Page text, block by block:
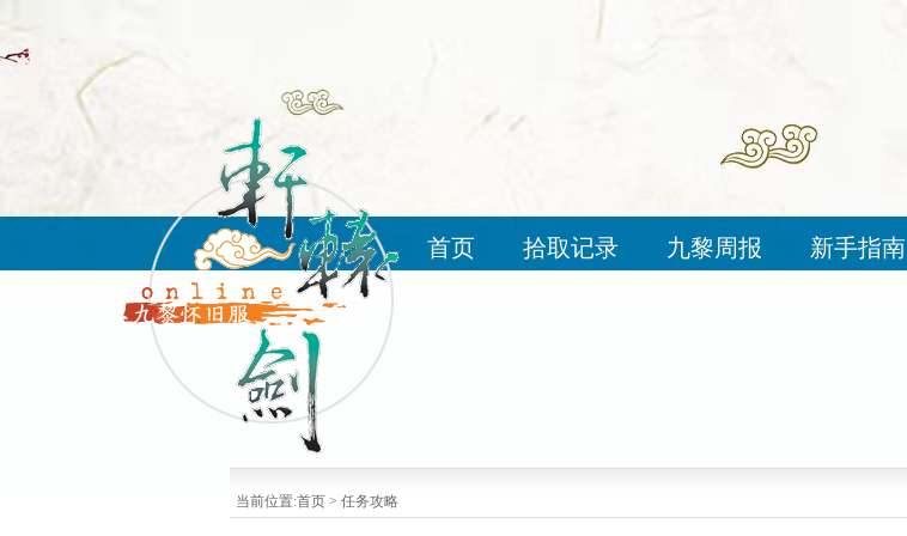
首页 拾取记录 九黎周报 新手指南
当前位置:首页 > 任务攻略